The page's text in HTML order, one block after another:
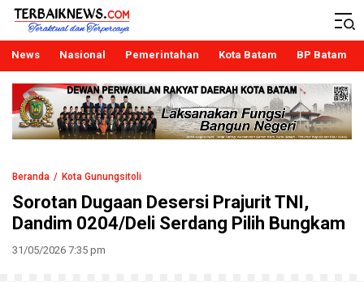
Terbaiknews
Teraktual dan Terpercaya
News Nasional Pemerintahan Kota Batam BP Batam
Beranda Kota Gunungsitoli
Sorotan Dugaan Desersi Prajurit TNI,
Dandim 0204/Deli Serdang Pilih Bungkam
31/05/2026 7:35 pm